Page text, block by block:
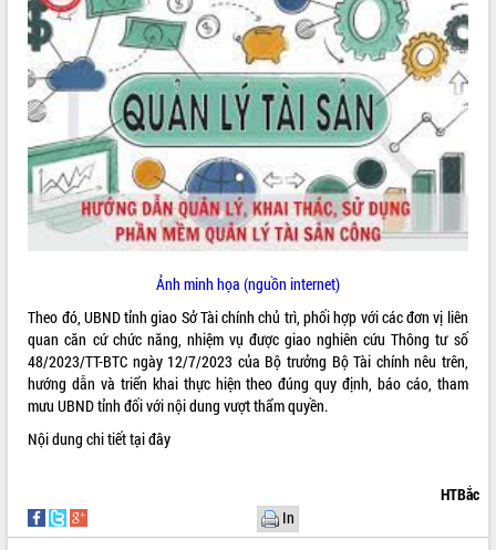
HỆ THỐNG VĂN BẢN
VĂN BẢN HĐND TỈNH
ĐIỂM TIN VĂN BẢN
QUY HOẠCH - KẾ HOẠCH
Ảnh minh họa (nguồn internet)
Theo đó, UBND tỉnh giao Sở Tài chính chủ trì, phối hợp với các đơn vị liên
quan căn cứ chức năng, nhiệm vụ được giao nghiên cứu Thông tư số
48/2023/TT-BTC ngày 12/7/2023 của Bộ trưởng Bộ Tài chính nêu trên,
hướng dẫn và triển khai thực hiện theo đúng quy định, báo cáo, tham
mưu UBND tỉnh đối với nội dung vượt thẩm quyền.
Nội dung chi tiếttại đây
HTBắc
In